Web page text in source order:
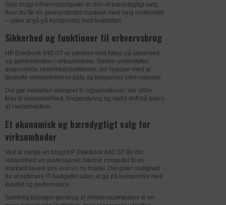
Privatlivspolitikhttps://www.zendesk.com/company/agr
eements-and-terms/privacy-policy/
Udløb 6 dage
Navn AWSALBCORS
Udbyder zopim.com
DATABEHANDLER
Formål
Bevarer brugerens status på tværs af
Privatlivspolitikhttps://www.dynamicweb.com/about/pri
vacy-policy
Udløb
Navn _ga
DATABEHANDLER
GOOGLE
Formål
Anvendes til indsamling af brugernes
adfærd på websitet, hvorefter der på
baggrund af disse dataer udarbejdes
Privatlivspolitik https://policies.google.com/privacy?
Udløb 1 dag
Navn _gat
Udbyder uniplus.dk
Privatlivspolitikhttps://www.zendesk.com/company/agr
eements-and-terms/privacy-policy/
Udløb 1 år
Navn __zlcmid
Udbyder uniplus.dk
DATABEHANDLER
Formål
Denne cookie indstilles af Facebook til
Facebook eller en digital platform, der
drives af Facebook-reklamer efter at
have besøgt dette websted.
Privatlivspolitik
y/update
Som brugt erhvervscomputer er den et bæredygtigt valg,
hvor du får en gennemtestet maskine med lang restlevetid
– uden at gå på kompromis med kvaliteten.
Sikkerhed og funktioner til erhvervsbrug
HP EliteBook 840 G7 er udviklet med fokus på sikkerhed
og administration i virksomheder. Serien understøtter
avancerede sikkerhedsfunktioner, der hjælper med at
beskytte virksomhedens data og brugernes informationer.
Det gør modellen velegnet til organisationer, der stiller
krav til datasikkerhed, brugerstyring og stabil drift på tværs
af medarbejdere.
Et økonomisk og bæredygtigt valg for
virksomheder
Ved at vælge en brugt HP EliteBook 840 G7 får din
virksomhed en professionel bærbar computer til en
markant lavere pris end en ny model. Det giver mulighed
for at optimere IT-budgettet uden at gå på kompromis med
kvalitet og performance.
Samtidig bidrager genbrug af erhvervscomputere til en